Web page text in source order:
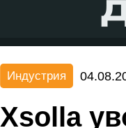
Индустрия
Xsolla